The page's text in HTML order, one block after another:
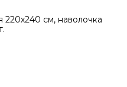
220х240 см, наволочка